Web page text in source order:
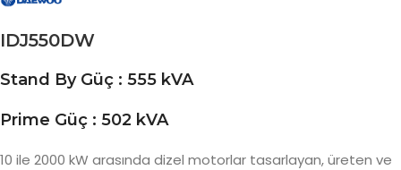
IDJ550DW
Stand By Güç : 555 kVA
Prime Güç : 502 kVA
10 ile 2000 kW arasında dizel motorlar tasarlayan, üreten ve